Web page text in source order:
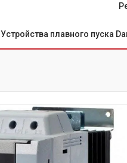
Устройства плавного пуска